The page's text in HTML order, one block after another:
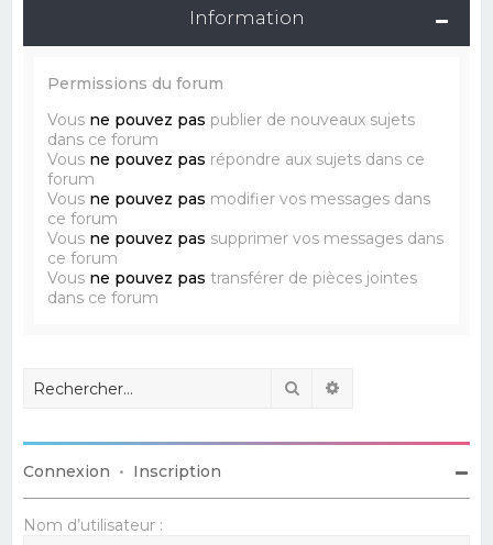
Information
Permissions du forum
Vous ne pouvez pas publier de nouveaux sujets
dans ce forum
Vous ne pouvez pas répondre aux sujets dans ce
forum
Vous ne pouvez pas modifier vos messages dans
ce forum
Vous ne pouvez pas supprimer vos messages dans
ce forum
Vous ne pouvez pas transférer de pièces jointes
dans ce forum
Rechercher
Connexion • Inscription
Nom d’utilisateur :